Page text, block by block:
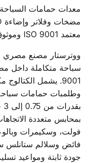
معدات حمامات
معتمد ISO 9001 وموثوق في 13 دولة.
ووترستار مصنع
9001. يشمل
وطلمبات حمامات
فولت، وسكيمرات
فائض وسلالم ستانلس
جودة ثابتة ومواعيد